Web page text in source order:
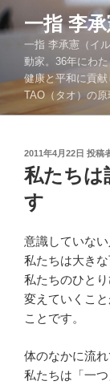
コ
ン
ツ
一指 李
一指 李承憲（イ
動家。36年にわ
健康と平和に貢
TAO（タオ）の
投
稿
日:
2011年4月22日 投稿
私たちは
す
意識していない
私たちは大きな
私たちのひと
変えていくこ
ことです。
体のなかに流
私たちは「一